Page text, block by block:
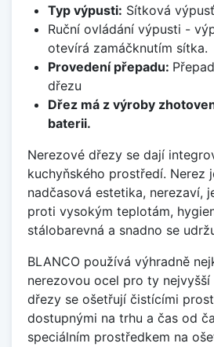
Typ výpusti: Sítková
Ruční ovládání výpusti -
otevírá zamáčknutím sítka.
Provedení přepadu:
dřezu
Dřez má z výroby
baterii.
Nerezové dřezy se dají
kuchyňského prostředí. Nerez
nadčasová estetika, nerezaví,
proti vysokým teplotám,
stálobarevná a snadno se
BLANCO používá výhradně
nerezovou ocel pro ty nejvyšší
dřezy se ošetřují čistícími
dostupnými na trhu a čas od
speciálním prostředkem na